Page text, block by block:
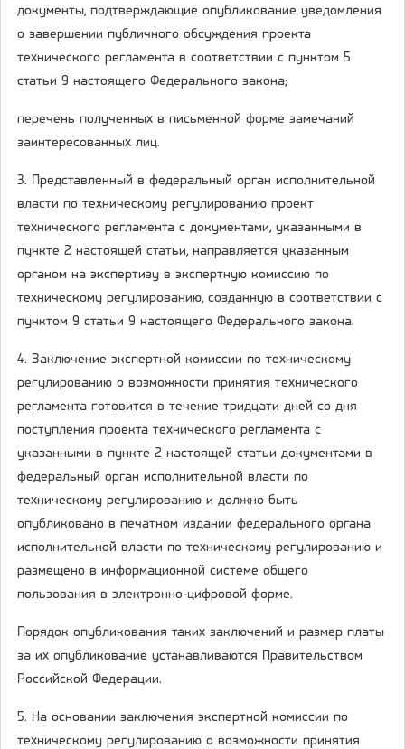
документы, подтверждающие опубликование уведомления
о завершении публичного обсуждения проекта
технического регламента в соответствии с пунктом 5
статьи 9 настоящего Федерального закона;
перечень полученных в письменной форме замечаний
заинтересованных лиц.
3. Представленный в федеральный орган исполнительной
власти по техническому регулированию проект
технического регламента с документами, указанными в
пункте 2 настоящей статьи, направляется указанным
органом на экспертизу в экспертную комиссию по
техническому регулированию, созданную в соответствии с
пунктом 9 статьи 9 настоящего Федерального закона.
4. Заключение экспертной комиссии по техническому
регулированию о возможности принятия технического
регламента готовится в течение тридцати дней со дня
поступления проекта технического регламента с
указанными в пункте 2 настоящей статьи документами в
федеральный орган исполнительной власти по
техническому регулированию и должно быть
опубликовано в печатном издании федерального органа
исполнительной власти по техническому регулированию и
размещено в информационной системе общего
пользования в электронно-цифровой форме.
Порядок опубликования таких заключений и размер платы
за их опубликование устанавливаются Правительством
Российской Федерации.
5. На основании заключения экспертной комиссии по
техническому регулированию о возможности принятия